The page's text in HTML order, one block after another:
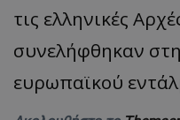
τις ελληνικές
συνελήφθηκαν
ευρωπαϊκού